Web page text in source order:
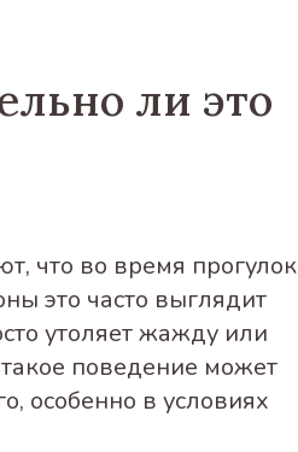
ли это
что во время прогулок
это часто выглядит
утоляет жажду или
поведение может
особенно в условиях